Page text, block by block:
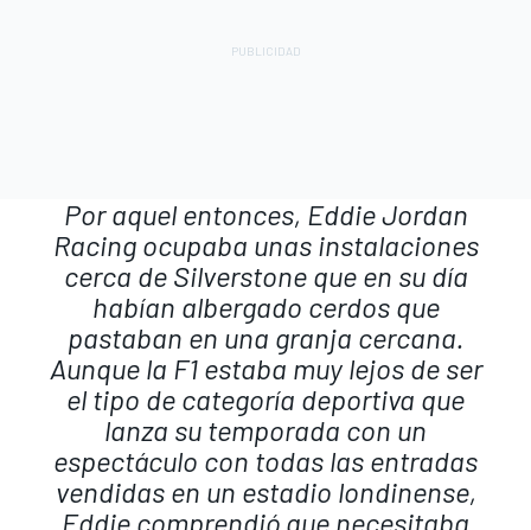
Por aquel entonces, Eddie Jordan
Racing ocupaba unas instalaciones
cerca de Silverstone que en su día
habían albergado cerdos que
pastaban en una granja cercana.
Aunque la F1 estaba muy lejos de ser
el tipo de categoría deportiva que
lanza su temporada con un
espectáculo con todas las entradas
vendidas en un estadio londinense,
Eddie comprendió que necesitaba